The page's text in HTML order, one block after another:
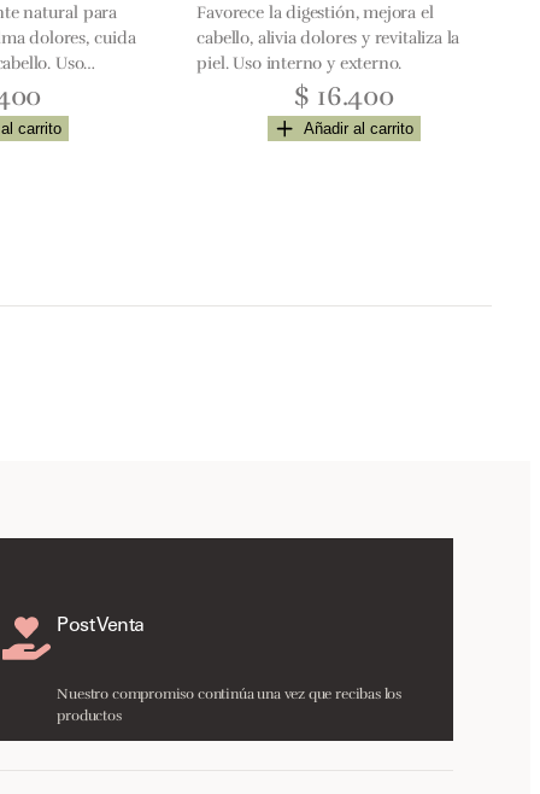
natural para
dolores, cuida
Uso
la lengua. Uso
en la
carrito
Favorece la digestión, mejora el
cabello, alivia dolores y revitaliza la
piel. Uso interno y externo.
$ 16.400
Añadir al carrito
Post Venta
Nuestro compromiso continúa una vez que recibas los
productos